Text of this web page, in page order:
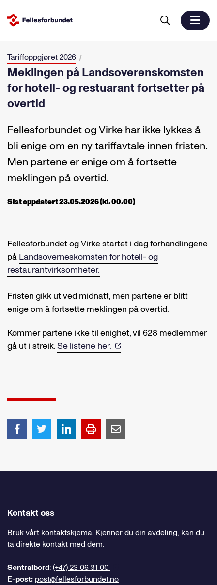
Tariffoppgjøret 2026
Meklingen på Landsoverenskomsten
for hotell- og restuarant fortsetter på
overtid
Fellesforbundet og Virke har ikke lykkes å
bli enige om en ny tariffavtale innen fristen.
Men partene er enige om å fortsette
meklingen på overtid.
Sist oppdatert 23.05.2026 (kl. 00.00)
Fellesforbundet og Virke startet i dag forhandlingene
på Landsoverneskomsten for hotell- og
restaurantvirksomheter.
Fristen gikk ut ved midnatt, men partene er blitt
enige om å fortsette meklingen på overtid.
Kommer partene ikke til enighet, vil 628 medlemmer
gå ut i streik.Se listene her.
Kontakt oss
Brukvårt kontaktskjema. Kjenner du din avdeling, kan du
ta direkte kontakt med dem.
Sentralbord:(+47) 23 06 31 00
E-post: post@fellesforbundet.no